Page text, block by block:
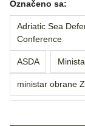
Označeno sa:
Adriatic Sea
Conference
ASDA
ministar obrane